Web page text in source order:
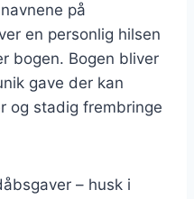
på
en personlig hilsen
bogen. Bogen bliver
gave der kan
og stadig frembringe
– husk i